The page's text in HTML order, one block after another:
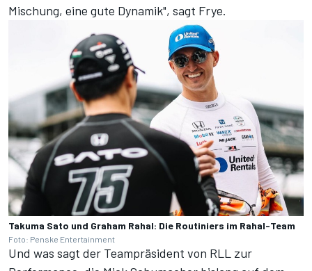
Mischung, eine gute Dynamik", sagt Frye.
Takuma Sato und Graham Rahal: Die Routiniers im Rahal-Team
Foto: Penske Entertainment
Und was sagt der Teampräsident von RLL zur